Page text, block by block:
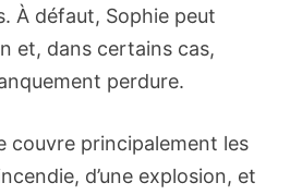
À défaut, Sophie peut
et, dans certains cas,
perdure.
couvre principalement les
d’une explosion, et